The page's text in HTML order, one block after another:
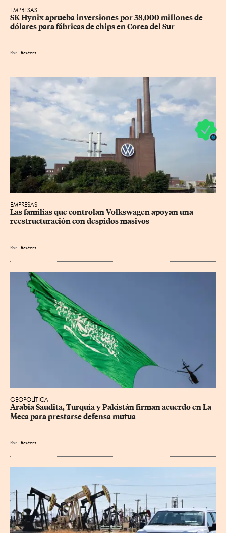
EMPRESAS
SK Hynix aprueba inversiones por 38,000 millones de
dólares para fábricas de chips en Corea del Sur
Por Reuters
EMPRESAS
Las familias que controlan Volkswagen apoyan una
reestructuración con despidos masivos
Por Reuters
GEOPOLÍTICA
Arabia Saudita, Turquía y Pakistán firman acuerdo en La
Meca para prestarse defensa mutua
Por Reuters